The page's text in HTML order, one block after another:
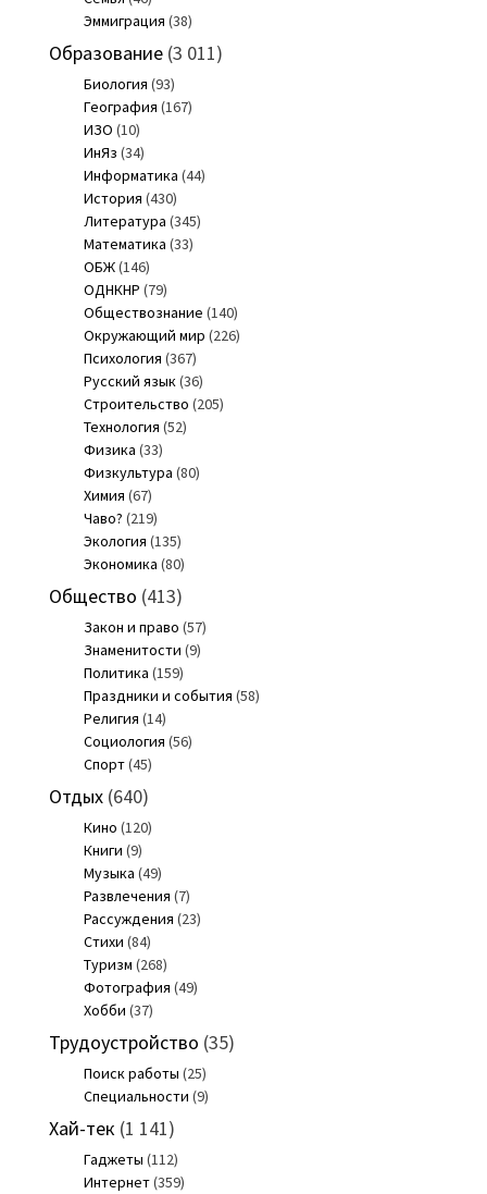
Эммиграция (38)
Образование(3 011)
Биология (93)
География (167)
ИЗО (10)
ИнЯз (34)
Информатика (44)
История (430)
Литература (345)
Математика (33)
ОБЖ(146)
ОДНКНР (79)
Обществознание (140)
Окружающий мир (226)
Психология (367)
Русский язык(36)
Строительство (205)
Технология (52)
Физика (33)
Физкультура (80)
Химия (67)
Чаво? (219)
Экология (135)
Экономика (80)
Общество (413)
Закон и право (57)
Знаменитости (9)
Политика (159)
Праздники и события (58)
Религия (14)
Социология (56)
Спорт(45)
Отдых(640)
Кино (120)
Книги (9)
Музыка (49)
Развлечения (7)
Рассуждения (23)
Стихи (84)
Туризм (268)
Фотография (49)
Хобби (37)
Трудоустройство (35)
Поиск работы (25)
Специальности (9)
Хай-тек (1 141)
Гаджеты (112)
Интернет(359)